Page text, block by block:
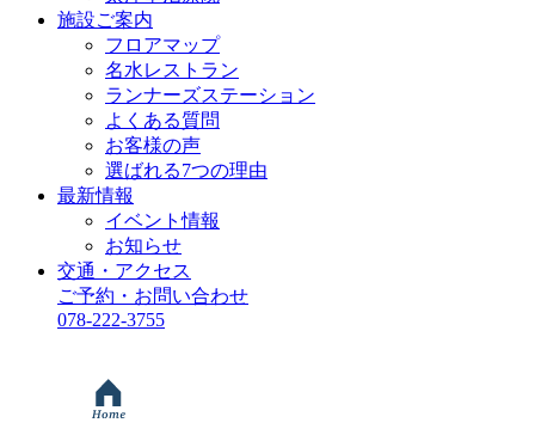
施設ご案内
フロアマップ
名水レストラン
ランナーズステーション
よくある質問
お客様の声
選ばれる7つの理由
最新情報
イベント情報
お知らせ
交通・アクセス
ご予約・お問い合わせ
078-222-3755